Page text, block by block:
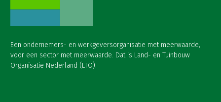
Een ondernemers- en werkgeversorganisatie met meerwaarde,
voor een sector met meerwaarde. Dat is Land- en Tuinbouw
Organisatie Nederland (LTO).